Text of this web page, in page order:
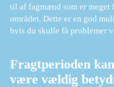
til af fagmænd som er meget
området. Dette er en god
hvis du skulle få problemer
Fragtperioden
være vældig